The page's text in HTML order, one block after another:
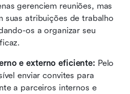
gerenciem reuniões, mas
suas atribuições de trabalho
os a organizar seu
e externo eficiente: Pelo
enviar convites para
a parceiros internos e